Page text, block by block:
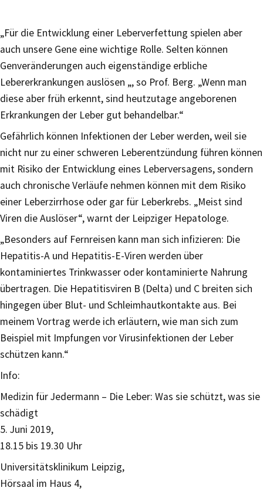
„Für die Entwicklung einer Leberverfettung spielen aber
auch unsere Gene eine wichtige Rolle. Selten können
Genveränderungen auch eigenständige erbliche
Lebererkrankungen auslösen „, so Prof. Berg. „Wenn man
diese aber früh erkennt, sind heutzutage angeborenen
Erkrankungen der Leber gut behandelbar.“
Gefährlich können Infektionen der Leber werden, weil sie
nicht nur zu einer schweren Leberentzündung führen können
mit Risiko der Entwicklung eines Leberversagens, sondern
auch chronische Verläufe nehmen können mit dem Risiko
einer Leberzirrhose oder gar für Leberkrebs. „Meist sind
Viren die Auslöser“, warnt der Leipziger Hepatologe.
„Besonders auf Fernreisen kann man sich infizieren: Die
Hepatitis-A und Hepatitis-E-Viren werden über
kontaminiertes Trinkwasser oder kontaminierte Nahrung
übertragen. Die Hepatitisviren B (Delta) und C breiten sich
hingegen über Blut- und Schleimhautkontakte aus. Bei
meinem Vortrag werde ich erläutern, wie man sich zum
Beispiel mit Impfungen vor Virusinfektionen der Leber
schützen kann.“
Info:
Medizin für Jedermann – Die Leber: Was sie schützt, was sie
schädigt
5. Juni 2019,
18.15 bis 19.30 Uhr
Universitätsklinikum Leipzig,
Hörsaal im Haus 4,